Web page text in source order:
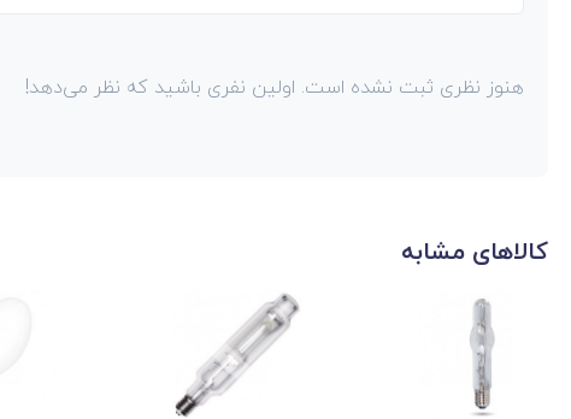
هنوز نظری ثبت نشده است. اولین نفری باشید که نظر می‌دهد!
کالاهای مشابه